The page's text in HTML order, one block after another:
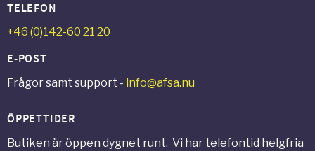
TELEFON
+46 (0)142-60 21 20
E-POST
Frågor samt support - info@afsa.nu
ÖPPETTIDER
Butiken är öppen dygnet runt. Vi har telefontid helgfria